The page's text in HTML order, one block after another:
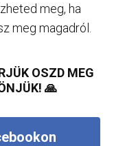
meg, ha
meg magadról.
OSZD MEG
🙏